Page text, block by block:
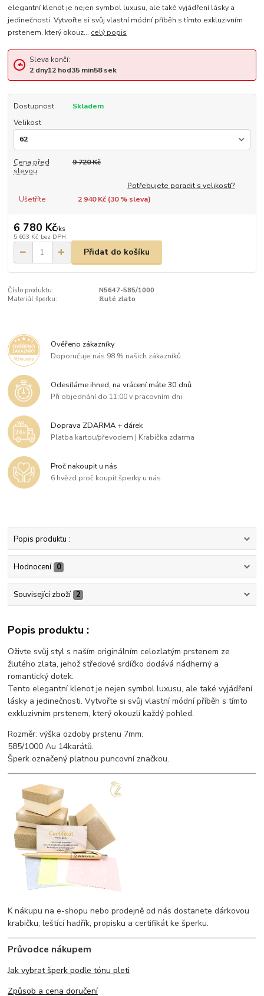
elegantní klenot je nejen symbol luxusu, ale také vyjádření lásky a
jedinečnosti. Vytvořte si svůj vlastní módní příběh s tímto exkluzivním
prstenem, který okouz... celý popis
Sleva končí:
2 dny12hod35min57sek
Dostupnost
Skladem
Velikost
Cena před
slevou
9 720 Kč
Potřebujete poradit s velikostí?
Ušetříte
2 940 Kč (30% sleva)
6 780 Kč/ks
5 603 Kč bez DPH
Přidat do košíku
Číslo produktu:
N5647-585/1000
Materiál šperku:
žluté zlato
Ověřeno zákazníky
Doporučuje nás 98 % našich zákazníků
Odesíláme ihned, na vrácení máte 30 dnů
Při objednání do 11:00 v pracovním dni
Doprava ZDARMA + dárek
Platba kartou/převodem | Krabička zdarma
Proč nakoupit u nás
6 hvězd proč koupit šperky u nás
Popis produktu :
Hodnocení 0
Související zboží 2
Popis produktu :
Oživte svůj styl s naším originálním celozlatým prstenem ze
žlutého zlata, jehož středové srdíčko dodává nádherný a
romantický dotek.
Tento elegantní klenot je nejen symbol luxusu, ale také vyjádření
lásky a jedinečnosti. Vytvořte si svůj vlastní módní příběh s tímto
exkluzivním prstenem, který okouzlí každý pohled.
Rozměr: výška ozdoby prstenu 7mm.
585/1000 Au 14karátů.
Šperk označený platnou puncovní značkou.
K nákupu na e-shopu nebo prodejně od nás dostanete dárkovou
krabičku, leštící hadřík, propisku a certifikát ke šperku.
Průvodce nákupem
Jak vybrat šperk podle tónu pleti
Způsob a cena doručení